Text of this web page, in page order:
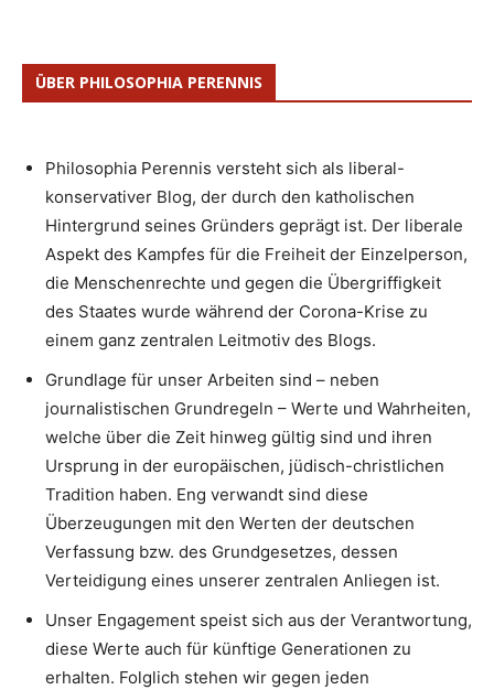
ÜBER PHILOSOPHIA PERENNIS
Philosophia Perennis versteht sich als liberal-
konservativer Blog, der durch den katholischen
Hintergrund seines Gründers geprägt ist. Der liberale
Aspekt des Kampfes für die Freiheit der Einzelperson,
die Menschenrechte und gegen die Übergriffigkeit
des Staates wurde während der Corona-Krise zu
einem ganz zentralen Leitmotiv des Blogs.
Grundlage für unser Arbeiten sind – neben
journalistischen Grundregeln – Werte und Wahrheiten,
welche über die Zeit hinweg gültig sind und ihren
Ursprung in der europäischen, jüdisch-christlichen
Tradition haben. Eng verwandt sind diese
Überzeugungen mit den Werten der deutschen
Verfassung bzw. des Grundgesetzes, dessen
Verteidigung eines unserer zentralen Anliegen ist.
Unser Engagement speist sich aus der Verantwortung,
diese Werte auch für künftige Generationen zu
erhalten. Folglich stehen wir gegen jeden